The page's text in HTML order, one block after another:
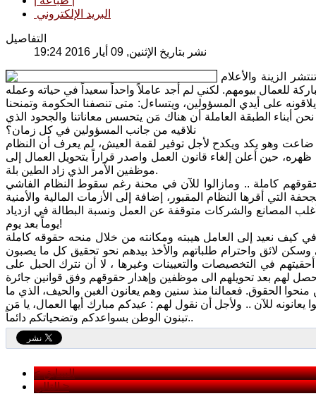
البريد الإلكتروني
التفاصيل
نشر بتاريخ الإثنين, 09 أيار 2016 19:24
الزينة والأعلام
على أيدي المسؤولين، ويتساءل: متى تنصفنا الحكومة وتمنحنا
أبناء الطبقة العاملة أن هناك مَن يتحسس معاناتنا والجحود الذي
نلاقيه من جانب المسؤولين في كل زمان؟
وهو يكد ويكدح لأجل توفير لقمة العيش، لم يعرف أن النظام
حين أعلن إلغاء قانون العمل واصدر قراراً بتحويل العمال إلى
موظفين الأمر الذي زاد الطين بلة.
كاملة .. ومازالوا للآن في محنة رغم سقوط النظام الفاشي
التي أقرها النظام المقبور، إضافة إلى الأزمات المالية والأمنية
المصانع والشركات متوقفة عن العمل ونسبة البطالة في ازدياد
يوماً بعد يوم!
في كيف نعيد إلى العامل هيبته ومكانته من خلال منحه حقوقه كاملة
لائق واحترام طلباتهم والأخذ بيدهم نحو تحقيق كل ما يصبون
أحقيتهم في التخصيصات والتعيينات وغيرها ، لا أن نترك الحبل على
الحقوق. فعمالنا منذ سنين وهم يعانون الغبن والحيف، الذي ما
للآن .. ولأجل أن نقول لهم : عيدكم مبارك أيها العمال، يا مَن
تبنون الوطن بسواعدكم وتضحياتكم دائماً..
< السابق
التالي >